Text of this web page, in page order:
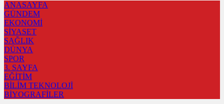
ANASAYFA
GÜNDEM
EKONOMİ
SİYASET
SAĞLIK
DÜNYA
SPOR
3. SAYFA
EĞİTİM
BİLİM TEKNOLOJİ
BİYOGRAFİLER